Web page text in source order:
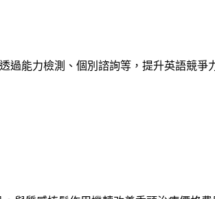
過能力檢測、個別諮詢等，提升英語競爭